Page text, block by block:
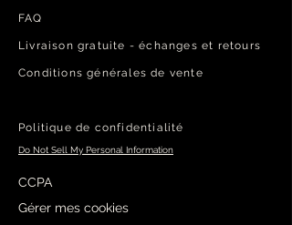
FAQ
Livraison gratuite​ - échanges et retours
Conditions générales de vente
Politique de confidentialité
Do Not Sell My Personal Information
CCPA
Gérer mes cookies